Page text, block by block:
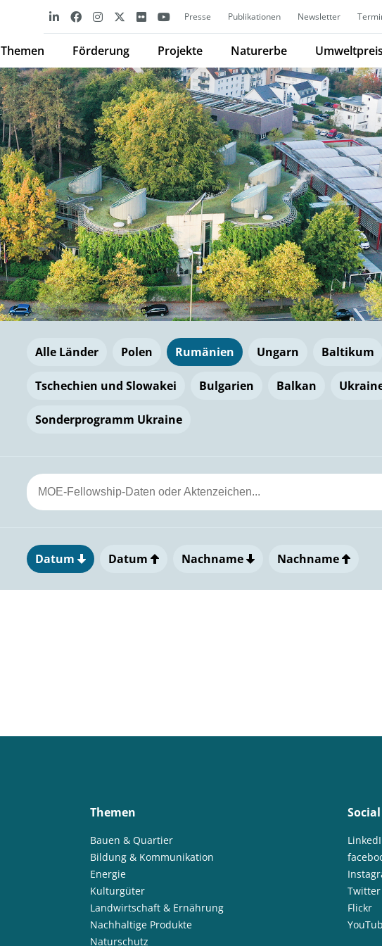
Presse Publikationen Newsletter
Themen Förderung Projekte Naturerbe Umweltpreis
Alle Länder Polen Rumänien Ungarn Baltikum
Tschechien und Slowakei Bulgarien Balkan
Sonderprogramm Ukraine
Datum Datum Nachname Nachname
Themen
Bauen & Quartier
Bildung & Kommunikation
Energie
Kulturgüter
Landwirtschaft & Ernährung
Nachhaltige Produkte
Naturschutz
Twitter
Flickr